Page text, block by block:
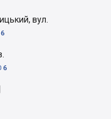
вул.
6